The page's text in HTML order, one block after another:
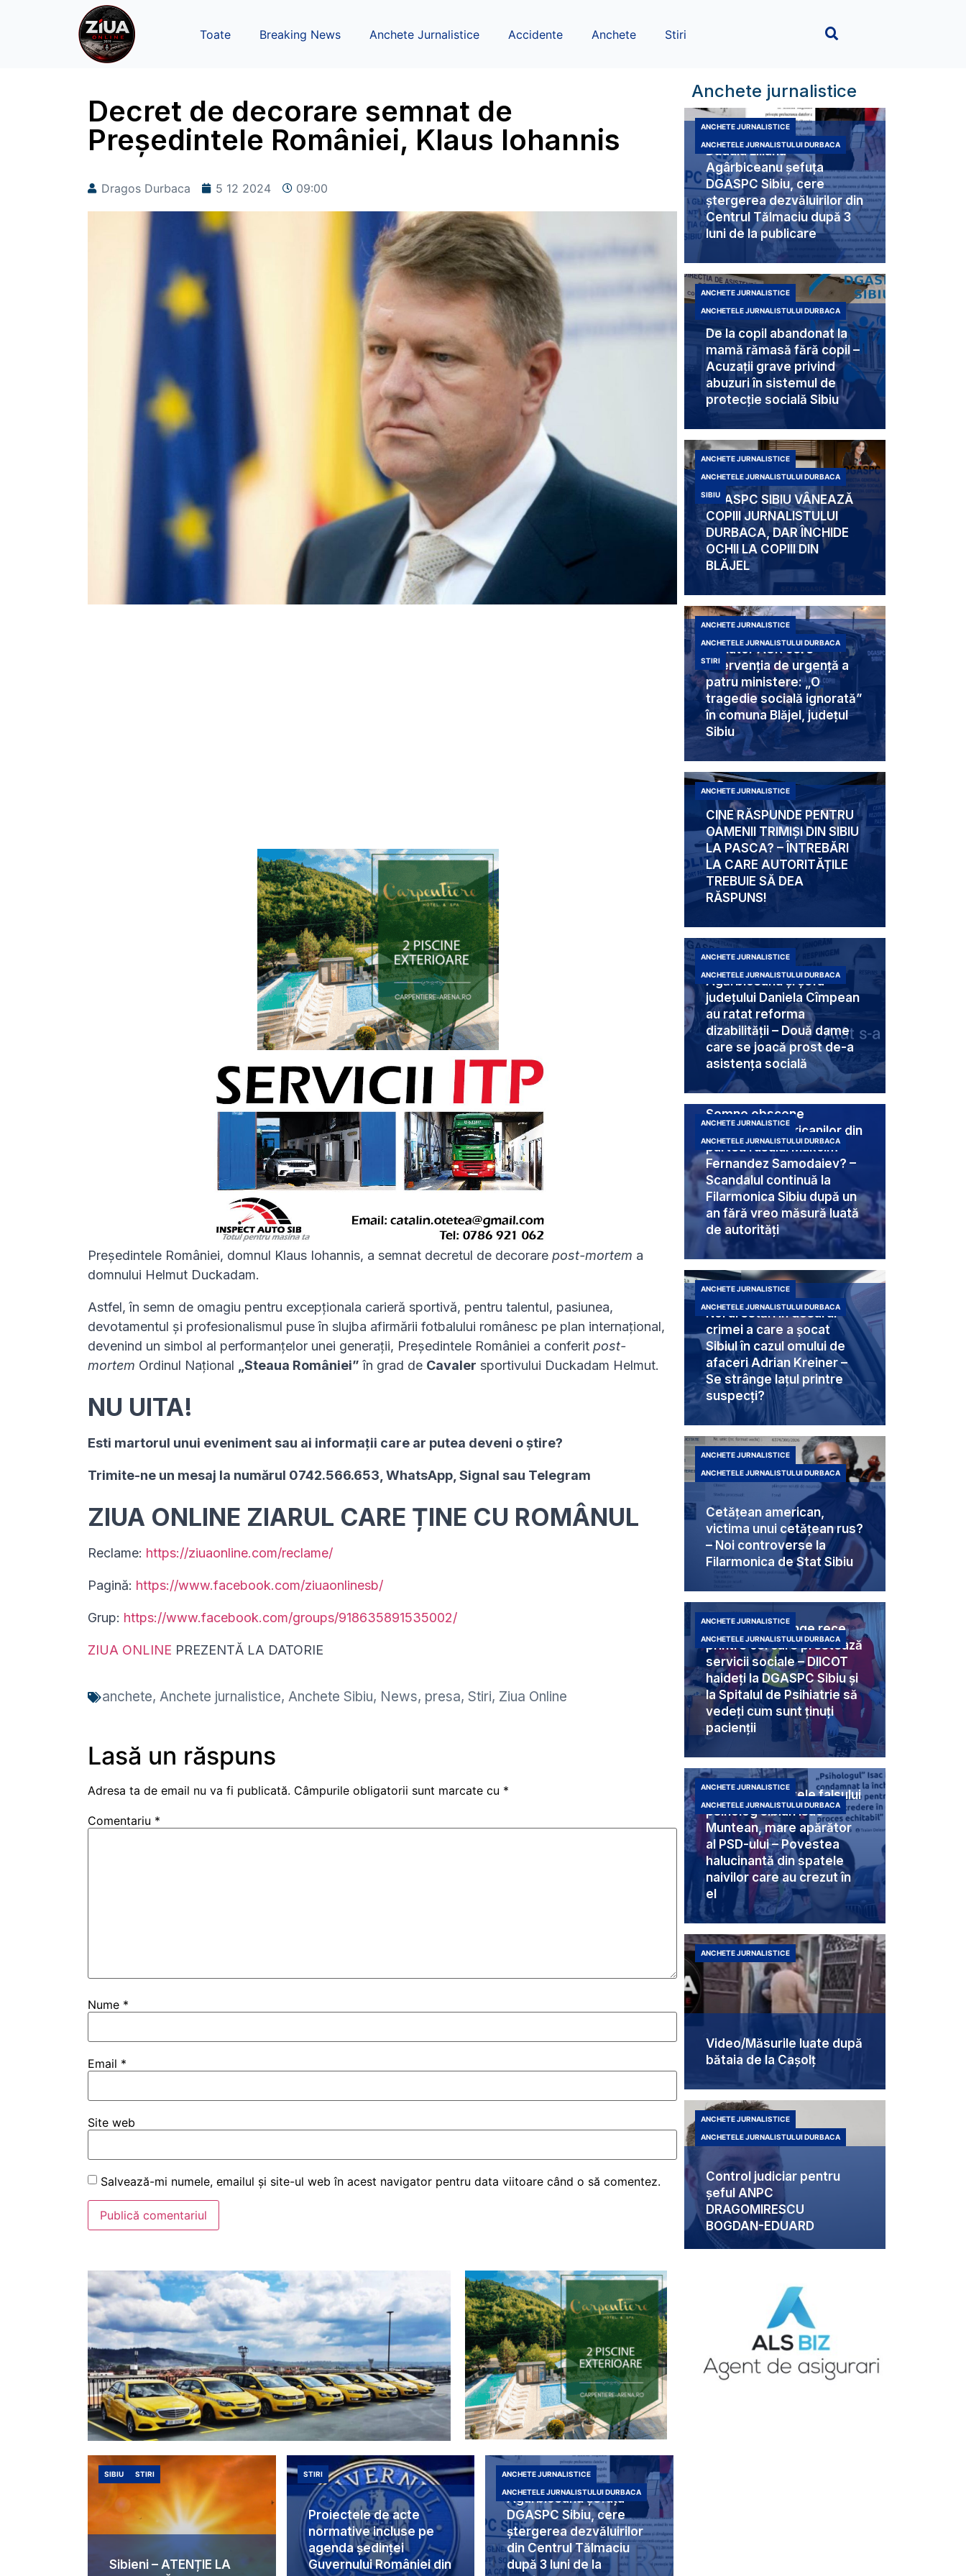
Toate Breaking News Anchete Jurnalistice Accidente Anchete Stiri
Decret de decorare semnat de
Președintele României, Klaus Iohannis
Dragos Durbaca 5 12 2024 09:00
Președintele României, domnul Klaus Iohannis, a semnat decretul de decorare post-mortem a
domnului Helmut Duckadam.
Astfel, în semn de omagiu pentru excepționala carieră sportivă, pentru talentul, pasiunea,
devotamentul și profesionalismul puse în slujba afirmării fotbalului românesc pe plan internațional,
devenind un simbol al performanțelor unei generații, Președintele României a conferit post-
mortem Ordinul Național „Steaua României” în grad de Cavaler sportivului Duckadam Helmut.
NU UITA!
Esti martorul unui eveniment sau ai informaţii care ar putea deveni o ştire?
Trimite-ne un mesaj la numărul 0742.566.653, WhatsApp, Signal sau Telegram
ZIUA ONLINE ZIARUL CARE ȚINE CU ROMÂNUL
Reclame: https://ziuaonline.com/reclame/
Pagină: https://www.facebook.com/ziuaonlinesb/
Grup: https://www.facebook.com/groups/918635891535002/
ZIUA ONLINE PREZENTĂ LA DATORIE
anchete, Anchete jurnalistice, Anchete Sibiu, News, presa, Stiri, Ziua Online
Lasă un răspuns
Adresa ta de email nu va fi publicată. Câmpurile obligatorii sunt marcate cu *
Comentariu *
Nume *
Email *
Site web
Salvează-mi numele, emailul și site-ul web în acest navigator pentru data viitoare când o să comentez.
Anchete jurnalistice
Duduia Liliana
Agârbiceanu șefuța
DGASPC Sibiu, cere
ștergerea dezvăluirilor din
Centrul Tălmaciu după 3
luni de la publicare
ANCHETE JURNALISTICE
ANCHETELE JURNALISTULUI DURBACA
De la copil abandonat la
mamă rămasă fără copil –
Acuzații grave privind
abuzuri în sistemul de
protecție socială Sibiu
ANCHETE JURNALISTICE
ANCHETELE JURNALISTULUI DURBACA
DGASPC SIBIU VÂNEAZĂ
COPIII JURNALISTULUI
DURBACA, DAR ÎNCHIDE
OCHII LA COPIII DIN
BLĂJEL
ANCHETE JURNALISTICE
ANCHETELE JURNALISTULUI DURBACA
SIBIU
Senator AUR cere
intervenția de urgență a
patru ministere: „O
tragedie socială ignorată”
în comuna Blăjel, județul
Sibiu
ANCHETE JURNALISTICE
ANCHETELE JURNALISTULUI DURBACA
STIRI
CINE RĂSPUNDE PENTRU
OAMENII TRIMIȘI DIN SIBIU
LA PASCA? – ÎNTREBĂRI
LA CARE AUTORITĂȚILE
TREBUIE SĂ DEA
RĂSPUNS!
ANCHETE JURNALISTICE
Agărbiceanu și șefa
județului Daniela Cîmpean
au ratat reforma
dizabilității – Două dame
care se joacă prost de-a
asistența socială
ANCHETE JURNALISTICE
ANCHETELE JURNALISTULUI DURBACA
Semne obscene
destinate americanilor din
partea rusului Makcim
Fernandez Samodaiev? –
Scandalul continuă la
Filarmonica Sibiu după un
an fără vreo măsură luată
de autorități
ANCHETE JURNALISTICE
ANCHETELE JURNALISTULUI DURBACA
Noi arestări în dosarul
crimei a care a șocat
Sibiul în cazul omului de
afaceri Adrian Kreiner –
Se strânge lațul printre
suspecți?
ANCHETE JURNALISTICE
ANCHETELE JURNALISTULUI DURBACA
Cetățean american,
victima unui cetățean rus?
– Noi controverse la
Filarmonica de Stat Sibiu
ANCHETE JURNALISTICE
ANCHETELE JURNALISTULUI DURBACA
Criminali cu sânge rece
printre cei care prestează
servicii sociale – DIICOT
haideți la DGASPC Sibiu și
la Spitalul de Psihiatrie să
vedeți cum sunt ținuți
pacienții
ANCHETE JURNALISTICE
ANCHETELE JURNALISTULUI DURBACA
Umbra din spatele falsului
psiholog sibian Isac
Muntean, mare apărător
al PSD-ului – Povestea
halucinantă din spatele
naivilor care au crezut în
el
ANCHETE JURNALISTICE
ANCHETELE JURNALISTULUI DURBACA
Video/Măsurile luate după
bătaia de la Cașolț
ANCHETE JURNALISTICE
Control judiciar pentru
șeful ANPC
DRAGOMIRESCU
BOGDAN-EDUARD
ANCHETE JURNALISTICE
ANCHETELE JURNALISTULUI DURBACA
Copilul unei mame 19 ani
însărcinată a IV-a oară,
înecat la doar 5 anișori –
ANCHETE JURNALISTICE
ANCHETELE JURNALISTULUI DURBACA
Sibieni – ATENȚIE LA
SIBIU STIRI
Proiectele de acte
normative incluse pe
agenda ședinței
Guvernului României din
STIRI
Agârbiceanu șefuța
DGASPC Sibiu, cere
ștergerea dezvăluirilor
din Centrul Tălmaciu
după 3 luni de la
ANCHETE JURNALISTICE
ANCHETELE JURNALISTULUI DURBACA